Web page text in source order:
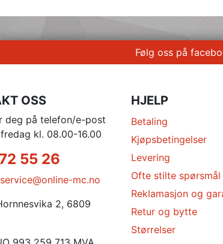
Følg oss på
OSS
deg på telefon/e-post
kl. 08.00-16.00
55 26
mc.no
2, 6809
HJELP
Betaling
Kjøpsbetingelser
Levering
Ofte stilte spørsmål
Reklamasjon og
Retur og bytte
Størrelser